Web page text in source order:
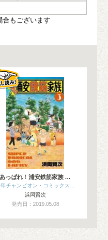
もございます
あっぱれ！浦安鉄筋家族 …
年チャンピオン・コミックス…
浜岡賢次
発売日：2019.05.08